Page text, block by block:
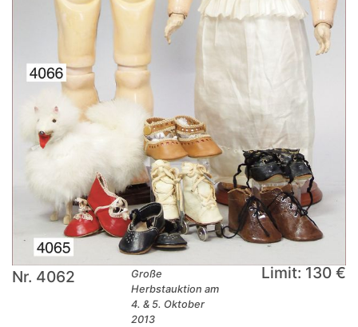
Nr. 4062
Große
Herbstauktion am
4. & 5. Oktober
2013
Limit: 130 €